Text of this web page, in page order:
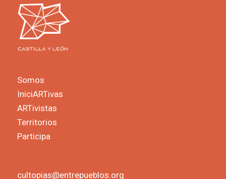
Somos
IniciARTivas
ARTivistas
Territorios
Participa
cultopias@entrepueblos.org